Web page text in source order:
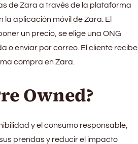
de Zara a través de la plataforma
la aplicación móvil de Zara. El
un precio, se elige una ONG
o enviar por correo. El cliente recibe
compra en Zara.
Owned?
y el consumo responsable,
prendas y reducir el impacto